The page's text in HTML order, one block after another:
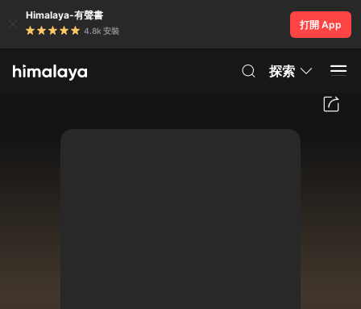
Himalaya-有聲書
4.8k 安裝
打開 App
探索